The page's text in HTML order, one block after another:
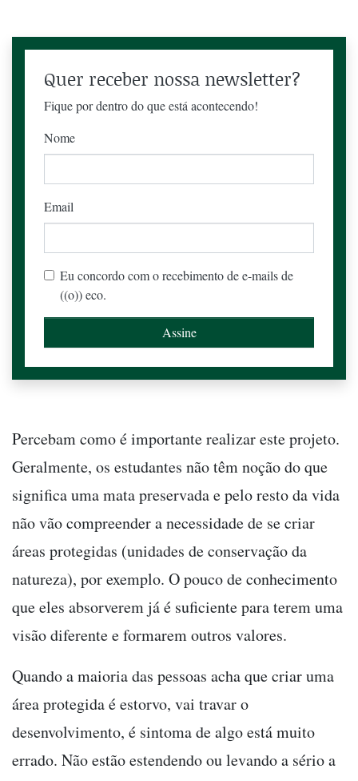
Quer receber nossa newsletter?
Fique por dentro do que está acontecendo!
Nome
Email
Eu concordo com o recebimento de e-mails de
((o)) eco.
Percebam como é importante realizar este projeto.
Geralmente, os estudantes não têm noção do que
significa uma mata preservada e pelo resto da vida
não vão compreender a necessidade de se criar
áreas protegidas (unidades de conservação da
natureza), por exemplo. O pouco de conhecimento
que eles absorverem já é suficiente para terem uma
visão diferente e formarem outros valores.
Quando a maioria das pessoas acha que criar uma
área protegida é estorvo, vai travar o
desenvolvimento, é sintoma de algo está muito
errado. Não estão estendendo ou levando a sério a